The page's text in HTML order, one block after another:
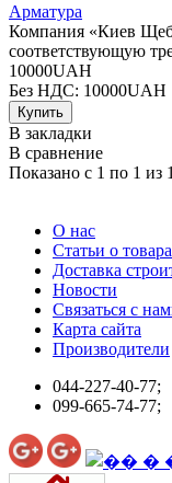
Арматура
Компания «Киев
соответствующую
10000UAH
Без НДС: 10000UAH
В закладки
В сравнение
Показано с 1 по 1 из
О нас
Статьи о
Доставка
Новости
Связаться с
Карта сайта
Производители
044-227-40-77;
099-665-74-77;